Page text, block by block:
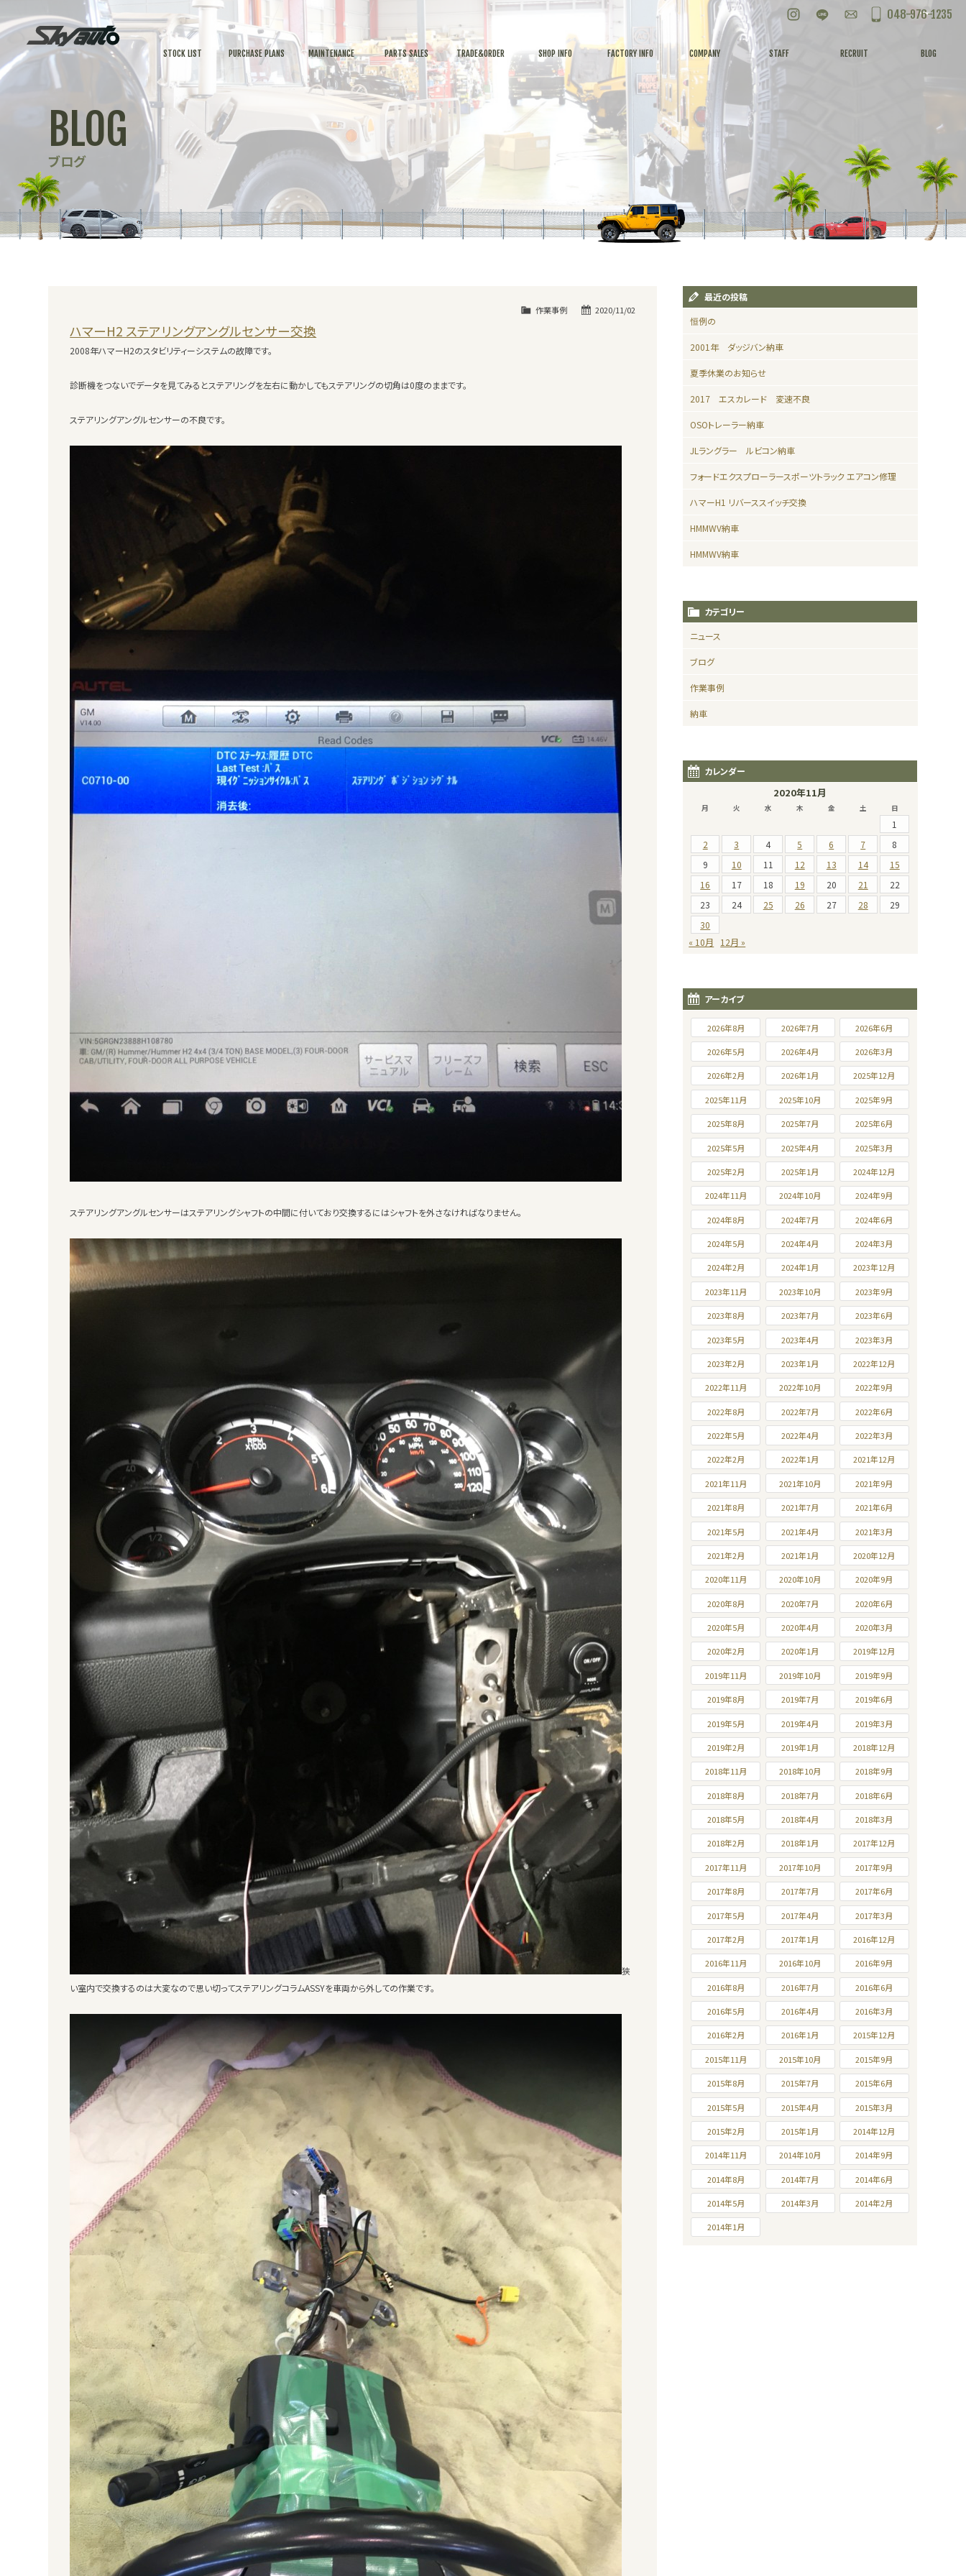
お問い合わせ
048-976-1235
STOCK LIST PURCHASE PLANS MAINTENANCE PARTS SALES TRADE&ORDER SHOP INFO FACTORY INFO COMPANY STAFF RECRUIT BLOG
BLOG
ブログ
2020/11/02
作業事例
ハマーH2 ステアリングアングルセンサー交換
2008年ハマーH2のスタビリティーシステムの故障です。
診断機をつないでデータを見てみるとステアリングを左右に動かしてもステアリングの切角は0度のままです。
ステアリングアングルセンサーの不良です。
ステアリングアングルセンサーはステアリングシャフトの中間に付いており交換するにはシャフトを外さなければなりません。
狭
い室内で交換するのは大変なので思い切ってステアリングコラムASSYを車両から外しての作業です。
最近の投稿
恒例の
2001年 ダッジバン納車
夏季休業のお知らせ
2017 エスカレード 変速不良
OSOトレーラー納車
JLラングラー ルビコン納車
フォードエクスプローラースポーツトラック エアコン修理
ハマーH1 リバーススイッチ交換
HMMWV納車
HMMWV納車
カテゴリー
ニュース
ブログ
作業事例
納車
カレンダー
2020年11月
月 火 水 木 金 土 日
1
2
3 4 5 6 7
8
9
10 11 12 13 14
15
16
17 18 19 20 21
22
23
24 25 26 27 28
29
30
« 10月
12月 »
アーカイブ
2026年8月 2026年7月 2026年6月
2026年5月 2026年4月 2026年3月
2026年2月 2026年1月 2025年12月
2025年11月 2025年10月 2025年9月
2025年8月 2025年7月 2025年6月
2025年5月 2025年4月 2025年3月
2025年2月 2025年1月 2024年12月
2024年11月 2024年10月 2024年9月
2024年8月 2024年7月 2024年6月
2024年5月 2024年4月 2024年3月
2024年2月 2024年1月 2023年12月
2023年11月 2023年10月 2023年9月
2023年8月 2023年7月 2023年6月
2023年5月 2023年4月 2023年3月
2023年2月 2023年1月 2022年12月
2022年11月 2022年10月 2022年9月
2022年8月 2022年7月 2022年6月
2022年5月 2022年4月 2022年3月
2022年2月 2022年1月 2021年12月
2021年11月 2021年10月 2021年9月
2021年8月 2021年7月 2021年6月
2021年5月 2021年4月 2021年3月
2021年2月 2021年1月 2020年12月
2020年11月 2020年10月 2020年9月
2020年8月 2020年7月 2020年6月
2020年5月 2020年4月 2020年3月
2020年2月 2020年1月 2019年12月
2019年11月 2019年10月 2019年9月
2019年8月 2019年7月 2019年6月
2019年5月 2019年4月 2019年3月
2019年2月 2019年1月 2018年12月
2018年11月 2018年10月 2018年9月
2018年8月 2018年7月 2018年6月
2018年5月 2018年4月 2018年3月
2018年2月 2018年1月 2017年12月
2017年11月 2017年10月 2017年9月
2017年8月 2017年7月 2017年6月
2017年5月 2017年4月 2017年3月
2017年2月 2017年1月 2016年12月
2016年11月 2016年10月 2016年9月
2016年8月 2016年7月 2016年6月
2016年5月 2016年4月 2016年3月
2016年2月 2016年1月 2015年12月
2015年11月 2015年10月 2015年9月
2015年8月 2015年7月 2015年6月
2015年5月 2015年4月 2015年3月
2015年2月 2015年1月 2014年12月
2014年11月 2014年10月 2014年9月
2014年8月 2014年7月 2014年6月
2014年5月 2014年3月 2014年2月
2014年1月